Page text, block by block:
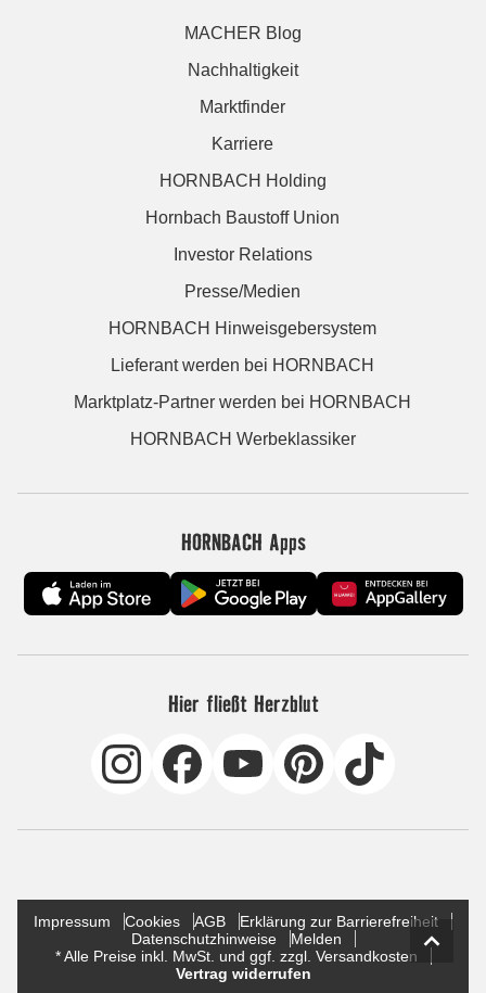
MACHER Blog
Nachhaltigkeit
Marktfinder
Karriere
HORNBACH Holding
Hornbach Baustoff Union
Investor Relations
Presse/Medien
HORNBACH Hinweisgebersystem
Lieferant werden bei HORNBACH
Marktplatz-Partner werden bei HORNBACH
HORNBACH Werbeklassiker
HORNBACH Apps
Hier fließt Herzblut
Impressum Cookies AGB
Erklärung zur Barrierefreiheit
Datenschutzhinweise
Melden
* Alle Preise inkl. MwSt. und ggf. zzgl. Versandkosten
Vertrag widerrufen